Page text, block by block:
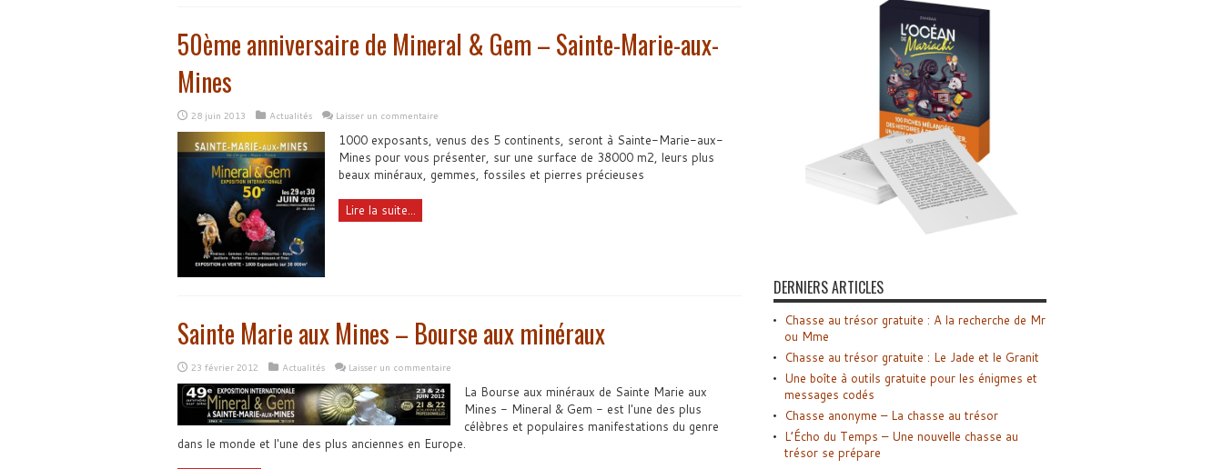
50ème anniversaire de Mineral & Gem – Sainte-Marie-aux-
Mines
28 juin 2013 Actualités Laisser un commentaire
1000 exposants, venus des 5 continents, seront à Sainte-Marie-aux-
Mines pour vous présenter, sur une surface de 38000 m2, leurs plus
beaux minéraux, gemmes, fossiles et pierres précieuses
Lire la suite...
Sainte Marie aux Mines – Bourse aux minéraux
23 février 2012 Actualités Laisser un commentaire
La Bourse aux minéraux de Sainte Marie aux
Mines - Mineral & Gem - est l'une des plus
célèbres et populaires manifestations du genre
dans le monde et l'une des plus anciennes en Europe.
DERNIERS ARTICLES
Chasse au trésor gratuite : A la recherche de Mr
ou Mme
Chasse au trésor gratuite : Le Jade et le Granit
Une boîte à outils gratuite pour les énigmes et
messages codés
Chasse anonyme – La chasse au trésor
L’Écho du Temps – Une nouvelle chasse au
trésor se prépare